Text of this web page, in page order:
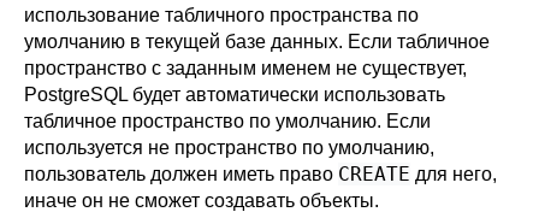
использование табличного пространства по
умолчанию в текущей базе данных. Если табличное
пространство с заданным именем не существует,
PostgreSQL будет автоматически использовать
табличное пространство по умолчанию. Если
используется не пространство по умолчанию,
пользователь должен иметь право CREATE для него,
иначе он не сможет создавать объекты.